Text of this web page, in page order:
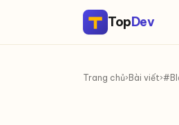
TopDev
Trang chủ› Bài viết›